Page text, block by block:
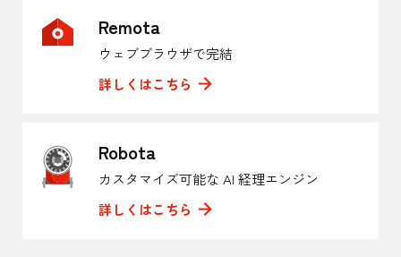
Remota
ウェブブラウザで完結
詳しくはこちら
Robota
カスタマイズ可能な AI 経理エンジン
詳しくはこちら